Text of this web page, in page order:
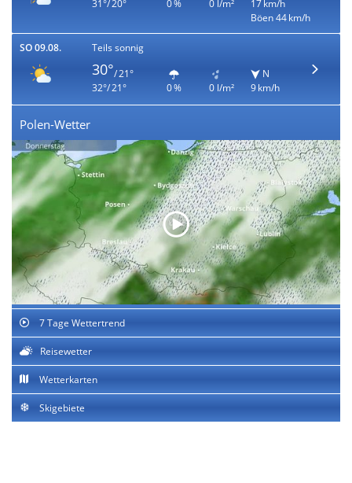
31°/ 20°
0 % 0 l/m²
17 km/h
Böen 44 km/h
SO 09.08. Teils sonnig
30°/ 21°
32°/ 21°
0 % 0 l/m²
N
9 km/h
Polen-Wetter
7 Tage Wettertrend
Reisewetter
Wetterkarten
Skigebiete